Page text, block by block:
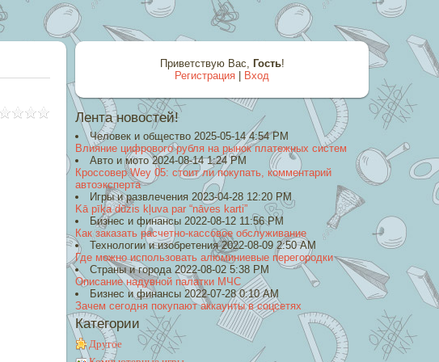
Приветствую Вас, Гость!
Регистрация
Вход
Лента новостей!
Человек и общество 2025-05-14 4:54 PM
Влияние цифрового рубля на рынок платежных систем
Авто и мото 2024-08-14 1:24 PM
Кроссовер Wey 05: стоит ли покупать, комментарий
автоэксперта
Игры и развлечения 2023-04-28 12:20 PM
Kā pīķa dūzis kļuva par “nāves karti”
Бизнес и финансы 2022-08-12 11:56 PM
Как заказать расчетно-кассовое обслуживание
Технологии и изобретения 2022-08-09 2:50 AM
Где можно использовать алюминиевые перегородки
Страны и города 2022-08-02 5:38 PM
Описание надувной палатки МЧС
Бизнес и финансы 2022-07-28 0:10 AM
Зачем сегодня покупают аккаунты в соцсетях
Категории
Другое